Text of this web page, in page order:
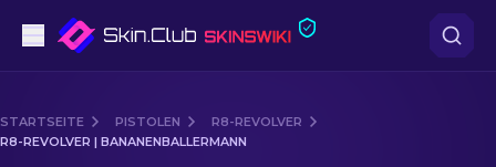
Mittelklasse
STARTSEITE PISTOLEN
R8-REVOLVER
R8-REVOLVER | BANANENBALLERMANN